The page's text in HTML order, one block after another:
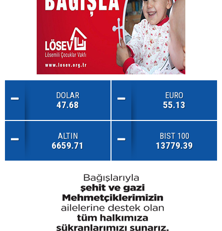
DOLAR
47.68
EURO
55.13
ALTIN
6659.71
BIST 100
13779.39